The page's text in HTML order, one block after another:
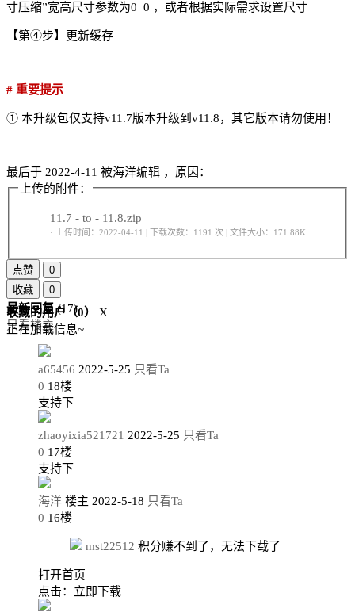
寸压缩”宽高尺寸参数为0 0 ，或者根据实际需求设置尺寸
【第④步】更新缓存
# 重要提示
① 本升级包仅支持v11.7版本升级到v11.8，其它版本请勿使用！
最后于 2022-4-11 被海洋编辑 ，原因：
上传的附件：
11.7 - to - 11.8.zip
· 上传时间：2022-04-11 | 下载次数：1191 次 | 文件大小：171.88K
点赞
0
收藏
0
收藏的用户（0）
X
正在加载信息~
最新回复(17)
只看楼主
a65456 2022-5-25 只看Ta
0 18楼
支持下
zhaoyixia521721 2022-5-25 只看Ta
0 17楼
支持下
海洋 楼主 2022-5-18 只看Ta
0 16楼
mst22512 积分赚不到了，无法下载了
打开首页
点击：立即下载